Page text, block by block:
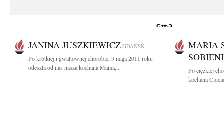
JANINA JUSZKIEWICZ GDAŃSK
Po krótkiej i gwałtownej chorobie, 3 maja 2011 roku
odeszła od nas nasza kochana Mama,...
MARIA
Po ciężkiej
kochana